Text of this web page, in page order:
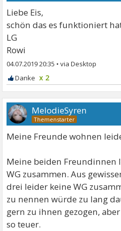
Liebe Eis,
schön das es funktioniert
LG
Rowi
04.07.2019 20:35 •
x 2
MelodieSyren
Meine Freunde wohnen
Meine beiden Freundinnen
WG zusammen. Aus
drei leider keine WG
zu nennen würde zu lang
gern zu ihnen gezogen,
so teuer.